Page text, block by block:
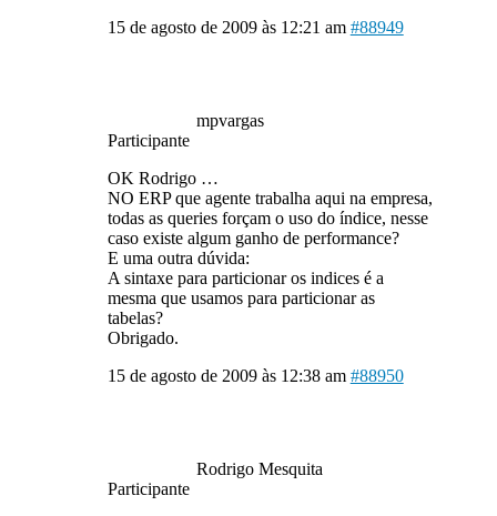
15 de agosto de 2009 às 12:21 am #88949
mpvargas
Participante
OK Rodrigo …
NO ERP que agente trabalha aqui na empresa,
todas as queries forçam o uso do índice, nesse
caso existe algum ganho de performance?
E uma outra dúvida:
A sintaxe para particionar os indices é a
mesma que usamos para particionar as
tabelas?
Obrigado.
15 de agosto de 2009 às 12:38 am #88950
Rodrigo Mesquita
Participante